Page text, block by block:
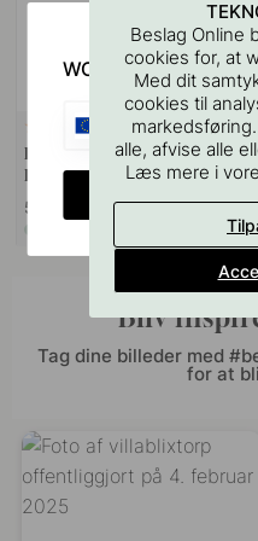
Boreskabelonen til Greb &
Knopper
55 kr
Bliv
Tag dine billeder med
for at
Beslag Online
cookies for, at
Med dit
cookies til
alle, afvise alle
Læs mere i
WOULD YOU
EU